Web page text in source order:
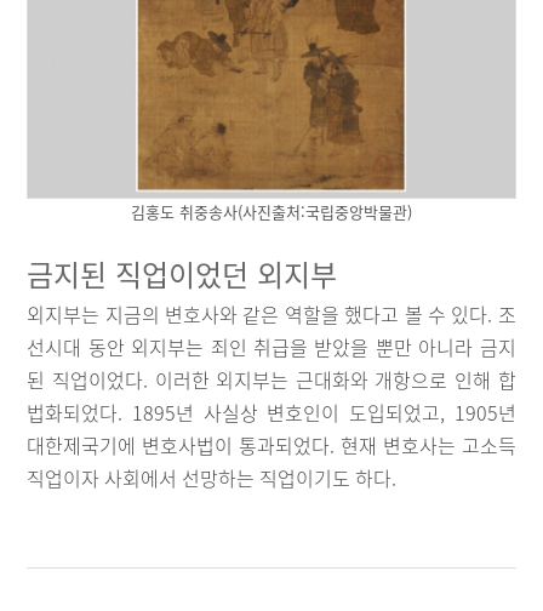
김홍도 취중송사(사진출처:국립중앙박물관)
금지된 직업이었던 외지부
외지부는 지금의 변호사와 같은 역할을 했다고 볼 수 있다. 조
선시대 동안 외지부는 죄인 취급을 받았을 뿐만 아니라 금지
된 직업이었다. 이러한 외지부는 근대화와 개항으로 인해 합
법화되었다. 1895년 사실상 변호인이 도입되었고, 1905년
대한제국기에 변호사법이 통과되었다. 현재 변호사는 고소득
직업이자 사회에서 선망하는 직업이기도 하다.